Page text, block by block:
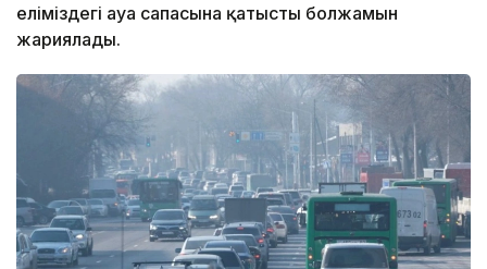
еліміздегі ауа сапасына қатысты болжамын
жариялады.